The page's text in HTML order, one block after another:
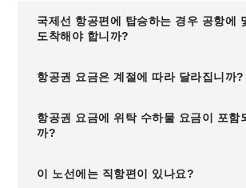
국제선 항공편에 탑승하는 경우 공항에
도착해야 합니까?
항공권 요금은 계절에 따라 달라집니까?
항공권 요금에 위탁 수하물 요금이 포함
까?
이 노선에는 직항편이 있나요?